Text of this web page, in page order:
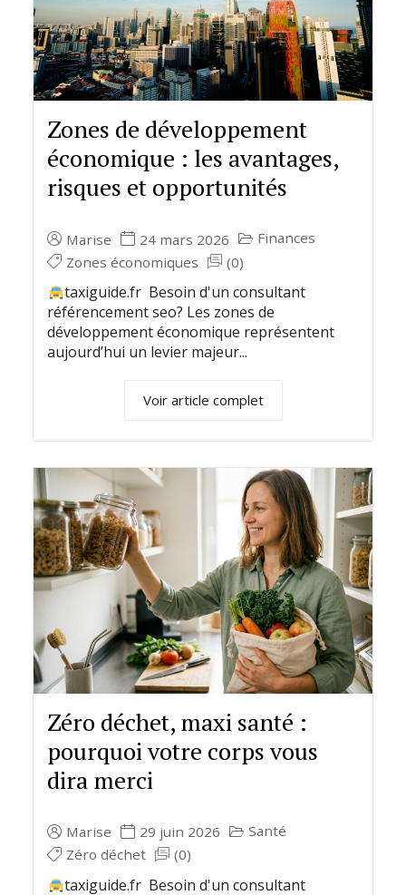
Zones de développement
économique : les avantages,
risques et opportunités
Marise 24 mars 2026
Finances
Zones économiques
(0)
taxiguide.fr Besoin d'un consultant
référencement seo? Les zones de
développement économique représentent
aujourd’hui un levier majeur...
Voir article complet
Zéro déchet, maxi santé :
pourquoi votre corps vous
dira merci
Marise 29 juin 2026
Santé
Zéro déchet
(0)
taxiguide.fr Besoin d'un consultant